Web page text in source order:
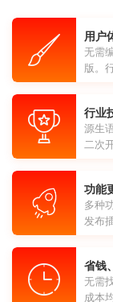
用户
无需
版。
行业
源生
二次
功能
多种
发布
省钱
无需
成本